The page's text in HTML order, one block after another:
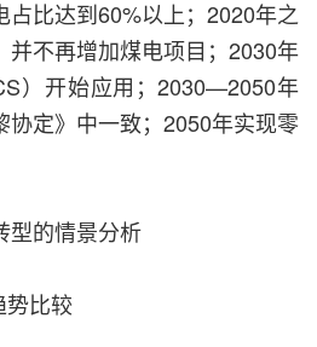
占比达到60%以上；2020年之
并不再增加煤电项目；2030年
）开始应用；2030—2050年
协定》中一致；2050年实现零
型的情景分析
势比较